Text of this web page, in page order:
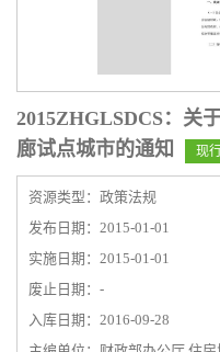
2015ZHGLSDCS：关
廊试点城市的通知
现
资源类型：政策法规
发布日期：2015-01-01
实施日期：2015-01-01
废止日期：-
入库日期：2016-09-28